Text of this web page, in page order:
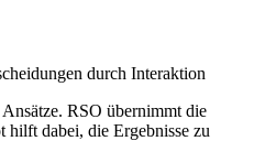
durch Interaktion
RSO übernimmt die
dabei, die Ergebnisse zu